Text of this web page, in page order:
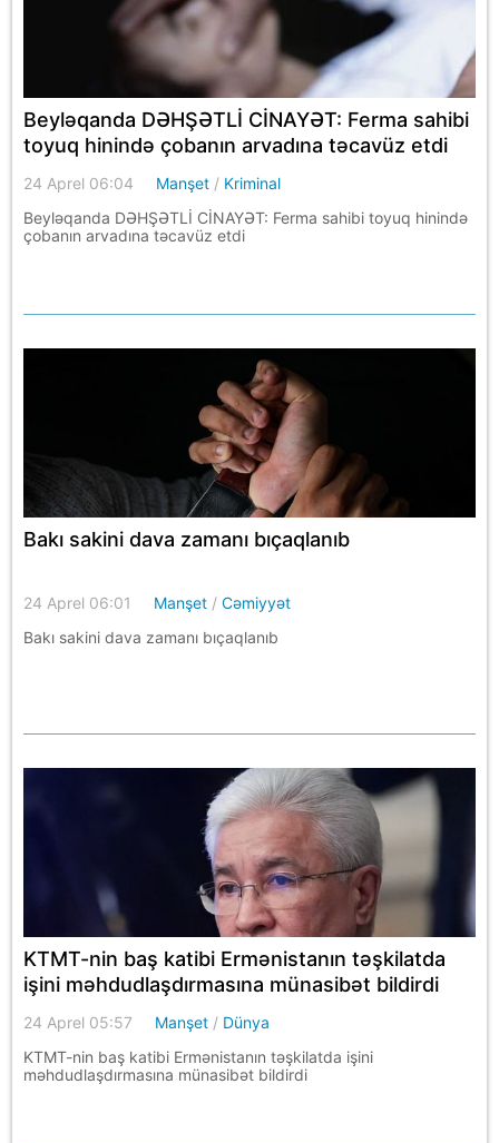
Beyləqanda DƏHŞƏTLİ CİNAYƏT: Ferma sahibi
toyuq hinində çobanın arvadına təcavüz etdi
24 Aprel 06:04 Manşet / Kriminal
Beyləqanda DƏHŞƏTLİ CİNAYƏT: Ferma sahibi toyuq hinində
çobanın arvadına təcavüz etdi
Bakı sakini dava zamanı bıçaqlanıb
24 Aprel 06:01 Manşet /Cəmiyyət
Bakı sakini dava zamanı bıçaqlanıb
KTMT-nin baş katibi Ermənistanın təşkilatda
işini məhdudlaşdırmasına münasibət bildirdi
24 Aprel 05:57 Manşet / Dünya
KTMT-nin baş katibi Ermənistanın təşkilatda işini
məhdudlaşdırmasına münasibət bildirdi